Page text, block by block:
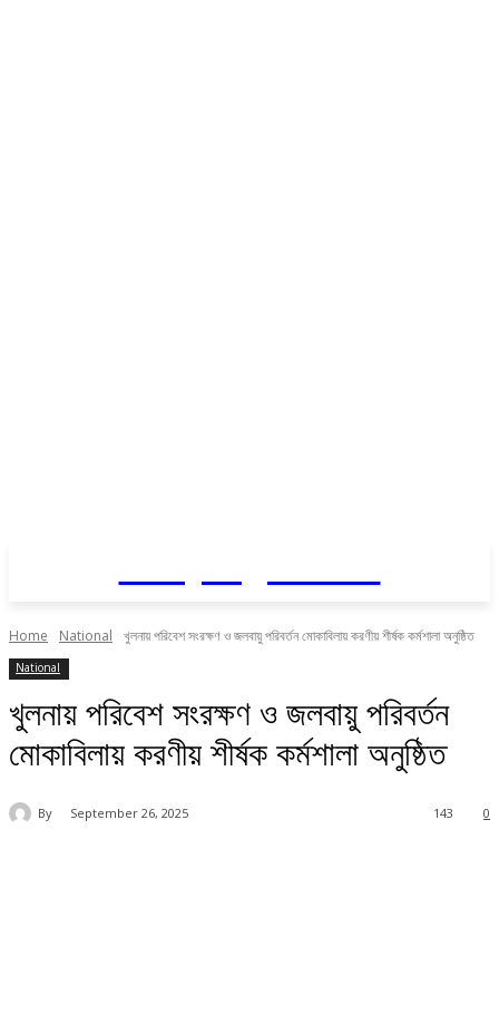
Home National খুলনায় পরিবেশ সংরক্ষণ ও জলবায়ু পরিবর্তন মোকাবিলায় করণীয় শীর্ষক কর্মশালা অনুষ্ঠিত
National
খুলনায় পরিবেশ সংরক্ষণ ও জলবায়ু পরিবর্তন
মোকাবিলায় করণীয় শীর্ষক কর্মশালা অনুষ্ঠিত
By September 26, 2025 0
143